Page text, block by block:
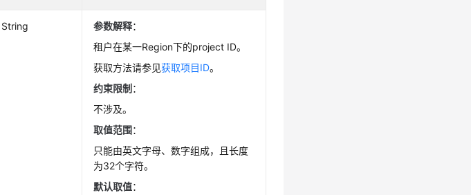
String 参数解释：
租户在某一Region下的project ID。
获取方法请参见获取项目ID。
约束限制 ：
不涉及。
取值范围：
只能由英文字母、数字组成，且长度
为32个字符。
默认取值：